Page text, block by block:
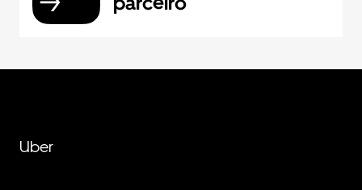
Uber